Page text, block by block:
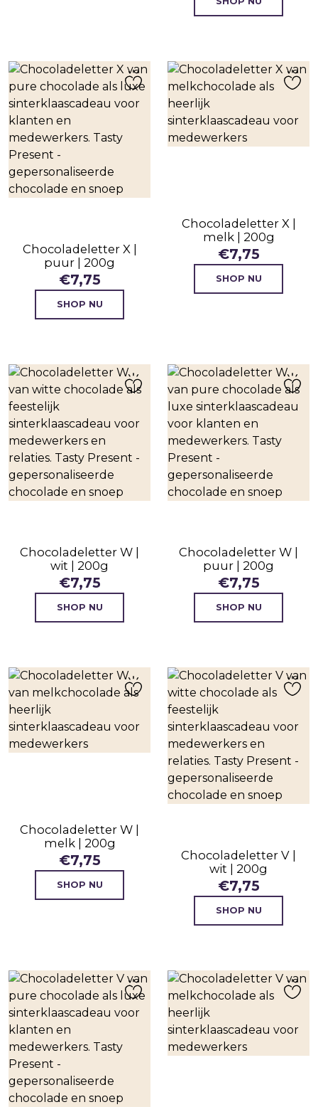
Chocoladeletter X |
puur | 200g
€7,75
SHOP NU
Chocoladeletter X |
melk | 200g
€7,75
SHOP NU
Chocoladeletter W |
wit | 200g
€7,75
SHOP NU
Chocoladeletter W |
puur | 200g
€7,75
SHOP NU
Chocoladeletter W |
melk | 200g
€7,75
SHOP NU
Chocoladeletter V |
wit | 200g
€7,75
SHOP NU